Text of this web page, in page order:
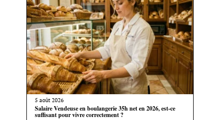
5 août 2026
Salaire Vendeuse en boulangerie 35h net en 2026, est-ce
suffisant pour vivre correctement ?